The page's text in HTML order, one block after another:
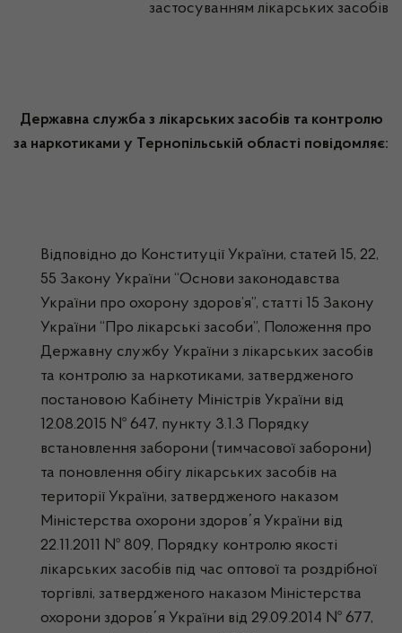
застосуванням лікарських засобів
Державна служба з лікарських засобів та контролю
за наркотиками у Тернопільській області повідомляє:
Відповідно до Конституції України, статей 15, 22,
55 Закону України “Основи законодавства
України про охорону здоров’я”, статті 15 Закону
України “Про лікарські засоби”, Положення про
Державну службу України з лікарських засобів
та контролю за наркотиками, затвердженого
постановою Кабінету Міністрів України від
12.08.2015 № 647, пункту 3.1.3 Порядку
встановлення заборони (тимчасової заборони)
та поновлення обігу лікарських засобів на
території України, затвердженого наказом
Міністерства охорони здоров΄я України від
22.11.2011 № 809, Порядку контролю якості
лікарських засобів під час оптової та роздрібної
торгівлі, затвердженого наказом Міністерства
охорони здоров΄я України від 29.09.2014 № 677,